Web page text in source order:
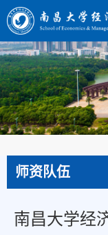
师资队伍
南昌大学经